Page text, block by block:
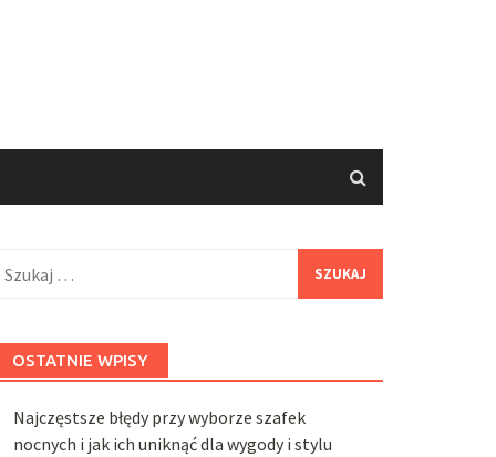
OSTATNIE WPISY
Najczęstsze błędy przy wyborze szafek
nocnych i jak ich uniknąć dla wygody i stylu